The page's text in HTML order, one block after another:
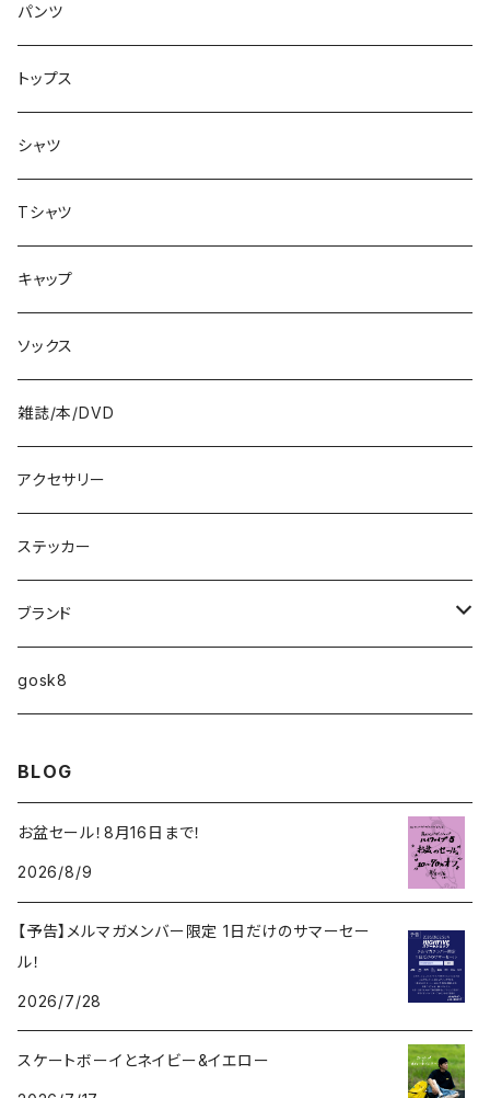
アクセサリー
シューズ
バッグ
8.1インチ
8.2インチ
8.3インチ
8.4インチ
8.5インチ
8.6インチ
8.7インチ
9インチ
9.2インチ
10インチ
ファンシェイプ
パンツ
トップス
シャツ
Tシャツ
キャップ
ソックス
雑誌/本/DVD
アクセサリー
ステッカー
ブランド
HIGHFIVE
MELLOW CONCAVE LOVERS CLUB
DISQUALIFYING FOUL
ISHOD TENNIS BALL COLLECTION
NIKE SB FC COLLECTION
BLAZER MID
ANTI HERO
CHOCOLATE
gosk8
BLOG
お盆セール！8月16日まで！
2026/8/9
【予告】メルマガメンバー限定 1日だけのサマーセー
ル！
2026/7/28
スケートボーイとネイビー&イエロー